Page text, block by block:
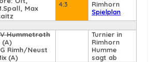
Max
4:3
Rimhorn
Spielplan
Hummetroth
(A)
Rimh/Neust
(A)
Turnier in
Rimhorn
Humme
sagt ab